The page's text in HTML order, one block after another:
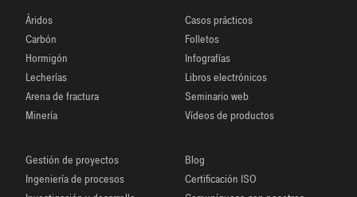
Áridos
Carbón
Hormigón
Lecherías
Arena de fractura
Minería
Casos prácticos
Folletos
Infografías
Libros electrónicos
Seminario web
Vídeos de productos
Gestión de proyectos
Ingeniería de procesos
Blog
Certificación ISO